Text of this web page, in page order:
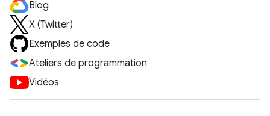
Blog
X (Twitter)
Exemples de code
Ateliers de programmation
Vidéos